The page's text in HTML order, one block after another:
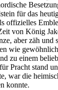
für das
offizielles
von König
aber zäh und
wie
zu einem
Pracht stand
war die
konnte.